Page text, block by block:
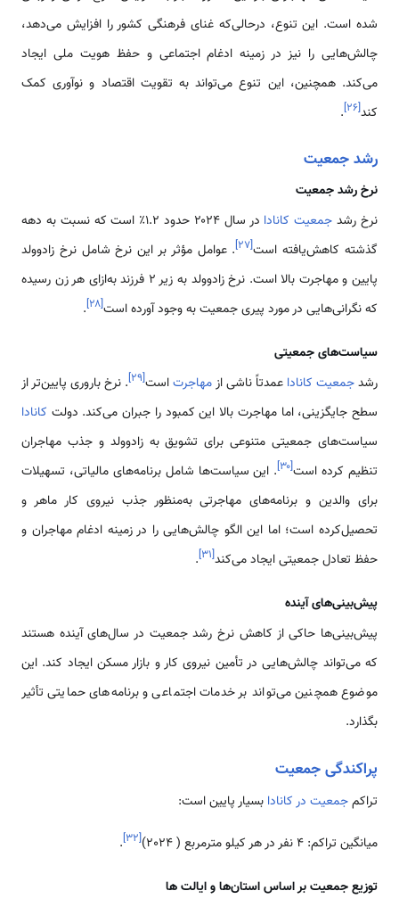
شده است. این تنوع، درحالی‌که غنای فرهنگی کشور را افزایش می‌دهد،
چالش‌هایی را نیز در زمینه ادغام اجتماعی و حفظ هویت ملی ایجاد
می‌کند. همچنین، این تنوع می‌تواند به تقویت اقتصاد و نوآوری کمک
کند[۲۶]
.
رشد جمعیت
نرخ رشد جمعیت
نرخ رشد جمعیت کانادا
در سال ۲۰۲۴ حدود ۱.۲٪ است که نسبت به دهه
گذشته کاهش‌یافته است[۲۷]. عوامل مؤثر بر این نرخ شامل نرخ زادوولد
پایین و مهاجرت بالا است. نرخ زادوولد به زیر ۲ فرزند به‌ازای هر زن رسیده
که نگرانی‌هایی در مورد پیری جمعیت به وجود آورده است[۲۸]
.
سیاست‌های جمعیتی
رشدجمعیت کانادا عمدتاً ناشی ازمهاجرتاست[۲۹]. نرخ باروری پایین‌تر از
سطح جایگزینی، اما مهاجرت بالا این کمبود را جبران می‌کند. دولت کانادا
سیاست‌های جمعیتی متنوعی برای تشویق به زادوولد و جذب مهاجران
تنظیم کرده است[۳۰]. این سیاست‌ها شامل برنامه‌های مالیاتی، تسهیلات
برای والدین و برنامه‌های مهاجرتی به‌منظور جذب نیروی کار ماهر و
تحصیل‌کرده است؛ اما این الگو چالش‌هایی را در زمینه ادغام مهاجران و
حفظ تعادل جمعیتی ایجاد می‌کند[۳۱]
.
پیش‌بینی‌های آینده
پیش‌بینی‌ها حاکی از کاهش نرخ رشد جمعیت در سال‌های آینده هستند
که می‌تواند چالش‌هایی در تأمین نیروی کار و بازار مسکن ایجاد کند. این
موضوع همچنین می‌تواند بر خدمات اجتماعی و برنامه‌های حمایتی تأثیر
بگذارد.
پراکندگی جمعیت
تراکمجمعیت در کانادا بسیار پایین است:
میانگین تراکم: ۴ نفر در هر کیلو مترمربع ( 2024) [۳۲]
.
توزیع جمعیت بر اساس استان‌ها و ایالت ها